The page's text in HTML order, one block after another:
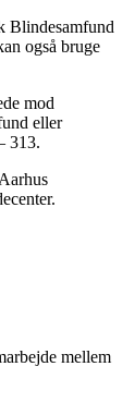
Blindesamfund
også bruge
mod
eller
313.
mellem